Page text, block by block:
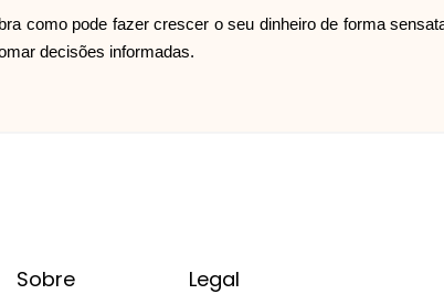
como pode fazer crescer o seu dinheiro de forma
decisões informadas.
Sobre Legal